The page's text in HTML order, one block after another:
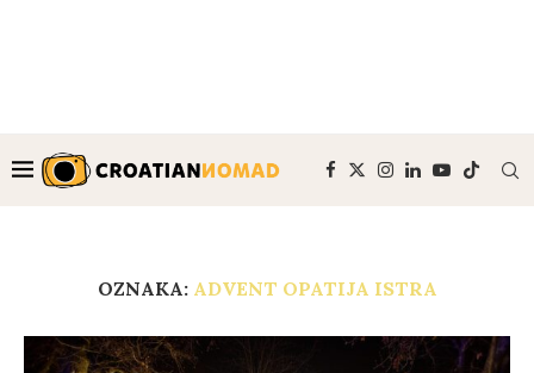
OZNAKA: ADVENT OPATIJA ISTRA